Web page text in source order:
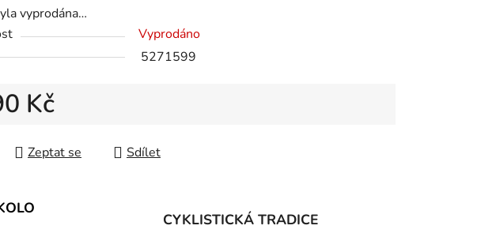
vyprodána…
Vyprodáno
5271599
Kč
Zeptat se Sdílet
CYKLISTICKÁ TRADICE